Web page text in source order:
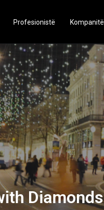
Profesionistë Kompanitë
Diamonds